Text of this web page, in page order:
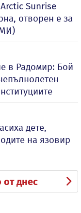
Sunrise
отворен е за
в Радомир: Бой
дете,
на язовир
от днес